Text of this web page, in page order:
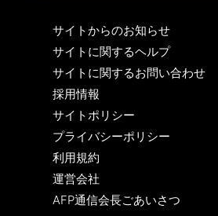
サイトからのお知らせ
サイトに関するヘルプ
サイトに関するお問い合わせ
採用情報
サイトポリシー
プライバシーポリシー
利用規約
運営会社
AFP通信会長ごあいさつ